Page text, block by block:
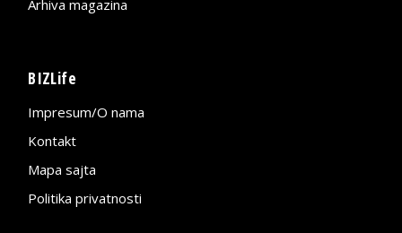
Arhiva magazina
BIZLife
Impresum/O nama
Kontakt
Mapa sajta
Politika privatnosti